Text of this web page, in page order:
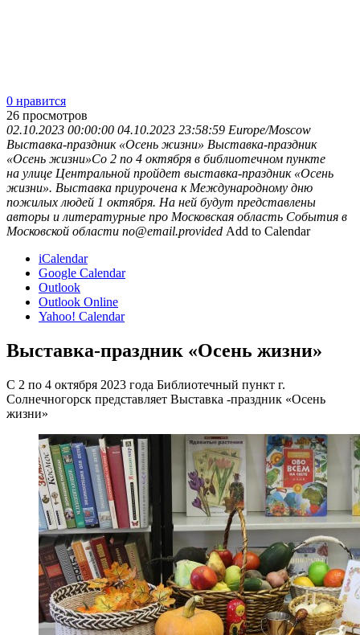
0 нравится
26 просмотров
02.10.2023 00:00:00 04.10.2023 23:58:59 Europe/Moscow
Выставка-праздник «Осень жизни» Выставка-праздник
«Осень жизни»Со 2 по 4 октября в библиотечном пункте
на улице Центральной пройдет выставка-праздник «Осень
жизни». Выставка приурочена к Международному дню
пожилых людей 1 октября. На ней будут представлены
авторы и литературные про Московская область События в
Московской области no@email.provided Add to Calendar
iCalendar
Google Calendar
Outlook
Outlook Online
Yahoo! Calendar
Выставка-праздник «Осень жизни»
С 2 по 4 октября 2023 года Библиотечный пункт г.
Солнечногорск представляет Выставка -праздник «Осень
жизни»